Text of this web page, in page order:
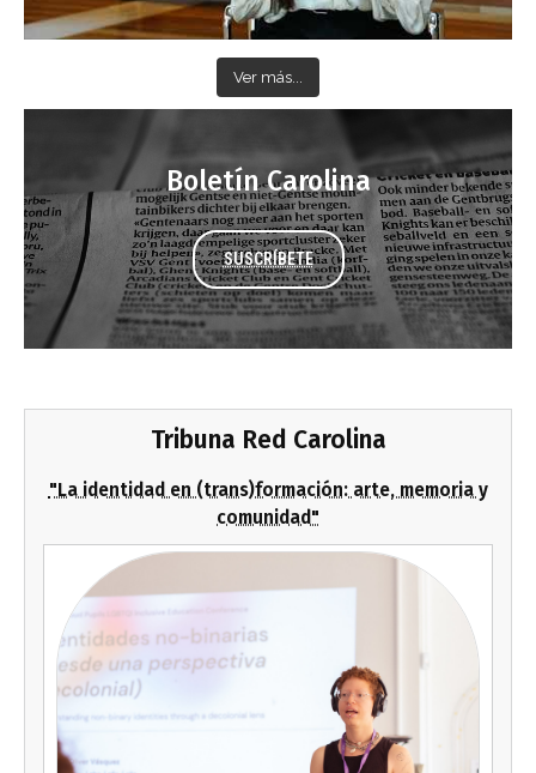
Ver más...
Boletín Carolina
SUSCRÍBETE
Tribuna Red Carolina
"La identidad en (trans)formación: arte, memoria y
comunidad"